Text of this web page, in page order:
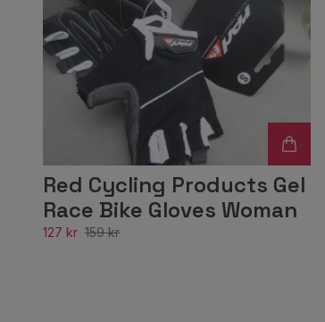
Red Cycling Products Gel
Race Bike Gloves Woman
127 kr 159 kr